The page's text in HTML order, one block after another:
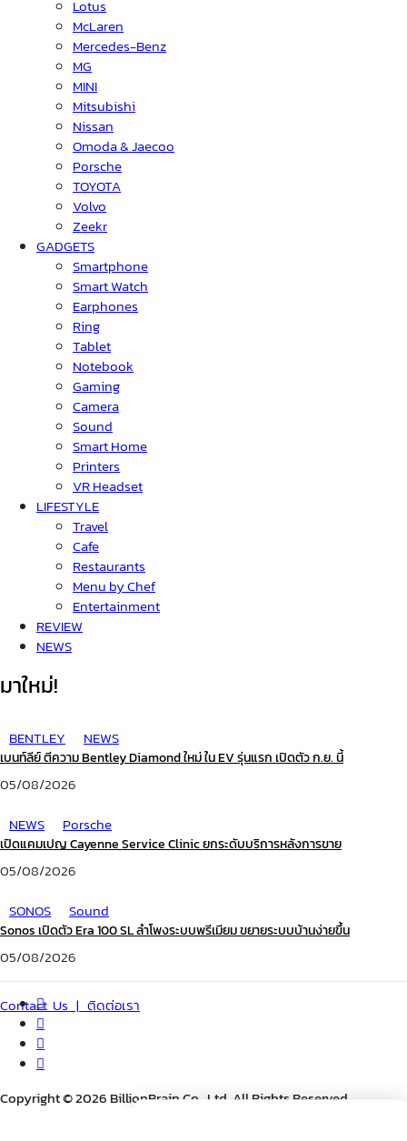
Lotus
McLaren
Mercedes-Benz
MG
MINI
Mitsubishi
Nissan
Omoda & Jaecoo
Porsche
TOYOTA
Volvo
Zeekr
GADGETS
Smartphone
Smart Watch
Earphones
Ring
Tablet
Notebook
Gaming
Camera
Sound
Smart Home
Printers
VR Headset
LIFESTYLE
Travel
Cafe
Restaurants
Menu by Chef
Entertainment
REVIEW
NEWS
มาใหม่!
BENTLEY NEWS
เบนท์ลีย์ ตีความ Bentley Diamond ใหม่ ใน EV รุ่นแรก เปิดตัว ก.ย. นี้
05/08/2026
NEWS
Porsche
เปิดแคมเปญ Cayenne Service Clinic ยกระดับบริการหลังการขาย
05/08/2026
SONOS
Sound
Sonos เปิดตัว Era 100 SL ลำโพงระบบพรีเมียม ขยายระบบบ้านง่ายขึ้น
05/08/2026
Contact Us | ติดต่อเรา
Copyright © 2026 BillionBrain Co., Ltd. All Rights Reserved.